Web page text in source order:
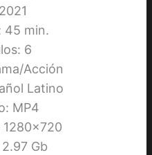
45 min.
6
Acción
Latino
MP4
1280×720
Gb